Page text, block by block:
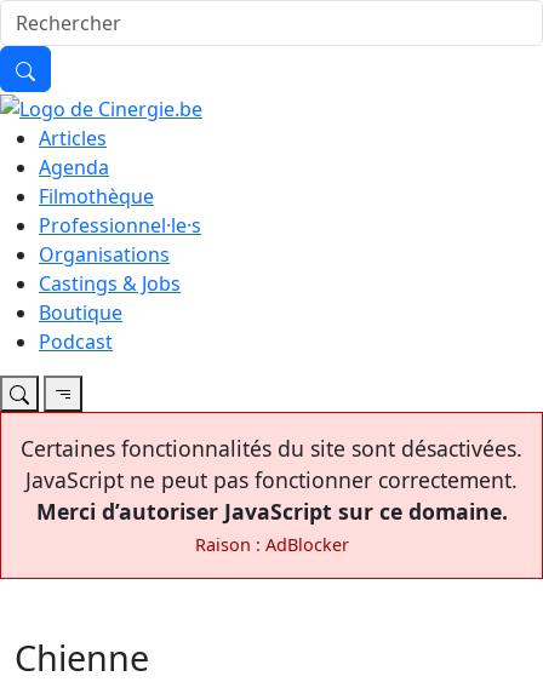
Articles
Agenda
Filmothèque
Professionnel·le·s
Organisations
Castings & Jobs
Boutique
Podcast
Certaines fonctionnalités du site sont désactivées.
JavaScript ne peut pas fonctionner correctement.
Merci d’autoriser JavaScript sur ce domaine.
Raison : AdBlocker
Chienne